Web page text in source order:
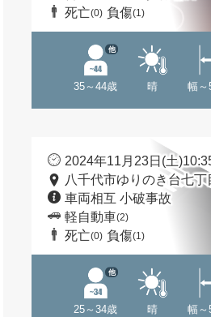
死亡(0) 負傷(1)
35～44歳
他
晴 幅～
2024年11月23日(土
八千代市ゆりのき台七丁
車両相互 小破事故
軽自動車(2)
死亡(0) 負傷(1)
25～34歳
他
晴 幅～